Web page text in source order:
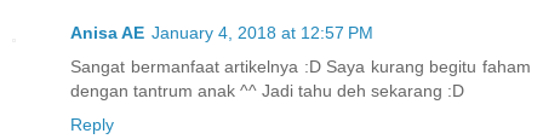
Anisa AE January 4, 2018 at 12:57 PM
Sangat bermanfaat artikelnya :D Saya kurang begitu faham
dengan tantrum anak ^^ Jadi tahu deh sekarang :D
Reply